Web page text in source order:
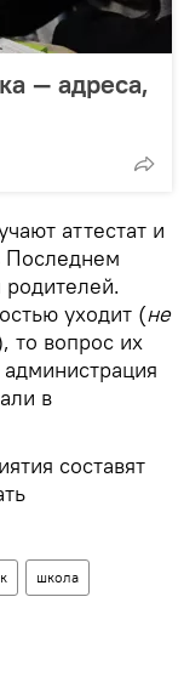
— адреса,
аттестат и
Последнем
родителей.
уходит (не
то вопрос их
в
составят
школа